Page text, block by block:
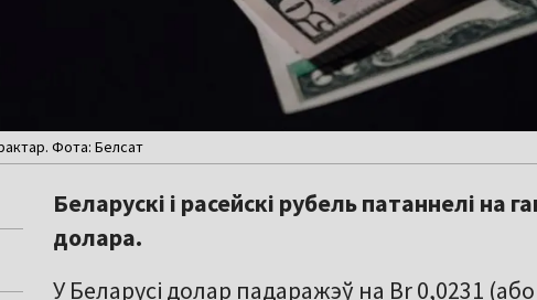
Фота: Белсат
Беларускі і расейскі рубель патаннелі на
долара.
У Беларусі долар падаражэў на Br 0,0231